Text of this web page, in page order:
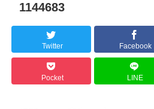
1144683
Twitter Facebook
Pocket LINE